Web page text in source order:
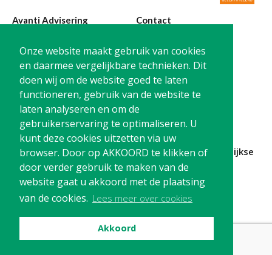
Onze website maakt gebruik van cookies
en daarmee vergelijkbare technieken. Dit
doen wij om de website goed te laten
functioneren, gebruik van de website te
laten analyseren en om de
gebruikerservaring te optimaliseren. U
kunt deze cookies uitzetten via uw
browser. Door op AKKOORD te klikken of
door verder gebruik te maken van de
website gaat u akkoord met de plaatsing
van de cookies. Lees meer over cookies
Akkoord
Visionplanner – Rapportage
Klantenportaal – Online dossiers
Online Salaris – Salarissen
Nextens-Accorderen aangiften
Avanti Advisering
Poelstraat 4
1441 RR Purmerend
Contact
T: 0299-420870
@:
info@avanti-
advisering.nl
BTW: NL861212733B01
Blijf op de hoogte en schrijf je in voor onze maandelijkse
nieuwsbrief
Schrijf me in!
Privacy Cookies
Disclaimer